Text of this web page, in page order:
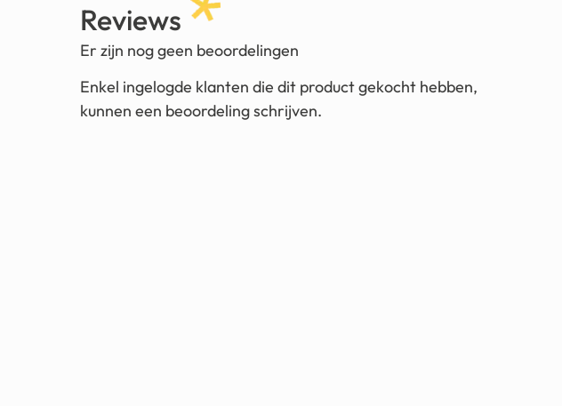
Reviews
Er zijn nog geen beoordelingen
Enkel ingelogde klanten die dit product gekocht hebben,
kunnen een beoordeling schrijven.